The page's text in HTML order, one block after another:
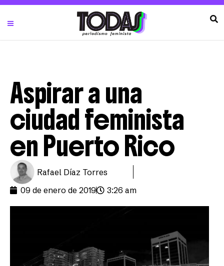
Aspirar a una
ciudad feminista
en Puerto Rico
Rafael Díaz Torres
09 de enero de 2019
3:26 am